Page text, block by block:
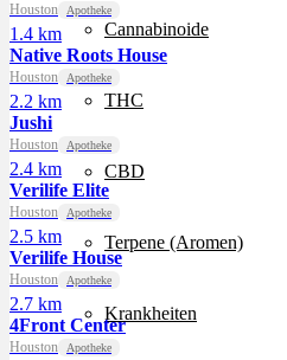
Cannabinoide
THC
CBD
Terpene (Aromen)
Krankheiten
Houston Apotheke
1.4 km
Native Roots House
Houston Apotheke
2.2 km
Jushi
Houston Apotheke
2.4 km
Verilife Elite
Houston Apotheke
2.5 km
Verilife House
Houston Apotheke
2.7 km
4Front Center
Houston Apotheke